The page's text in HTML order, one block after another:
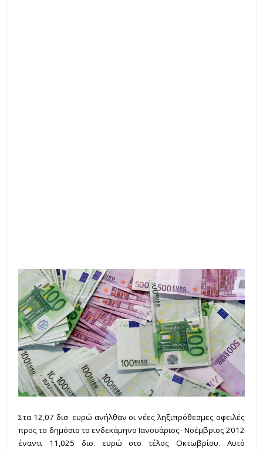
Στα 12,07 δισ. ευρώ ανήλθαν οι νέες ληξιπρόθεσμες οφειλές
προς το δημόσιο το ενδεκάμηνο Ιανουάριος- Νοέμβριος 2012
έναντι 11,025 δισ. ευρώ στο τέλος Οκτωβρίου. Αυτό